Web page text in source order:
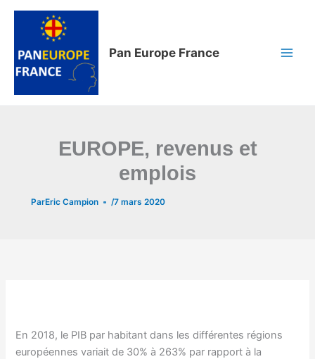
Aller
Pan Europe France
EUROPE, revenus et
emplois
ParEric Campion /7 mars 2020
En 2018, le PIB par habitant dans les différentes régions
européennes variait de 30% à 263% par rapport à la